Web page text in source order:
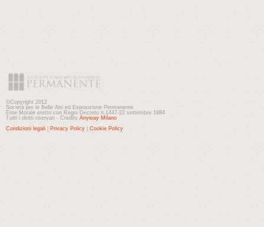
©Copyright 2012
Società per le Belle Arti ed Esposizione Permanente
Ente Morale eretto con Regio Decreto n.1447-22 settembre 1884
Tutti i diritti riservati - Credits Anyway Milano
Condizioni legali
Privacy Policy Cookie Policy